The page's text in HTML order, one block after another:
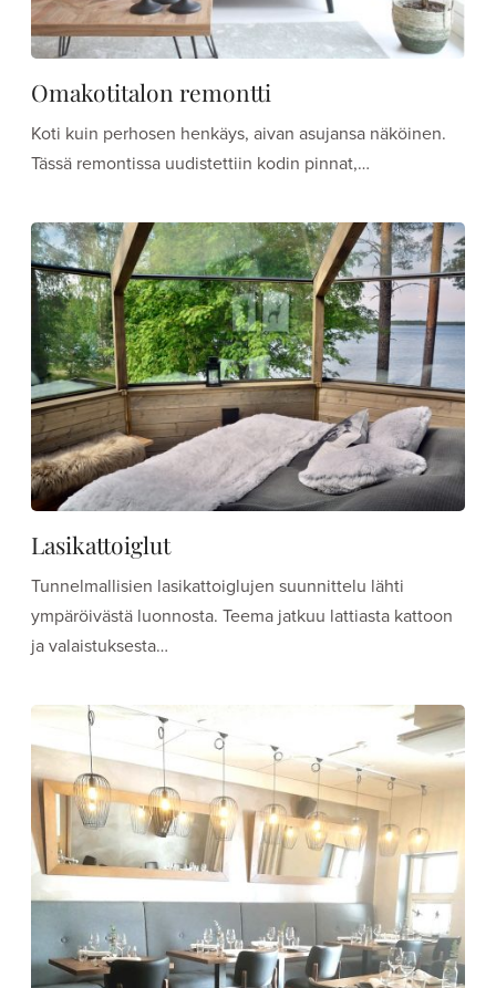
Omakotitalon remontti
Koti kuin perhosen henkäys, aivan asujansa näköinen.
Tässä remontissa uudistettiin kodin pinnat,…
Lasikattoiglut
Tunnelmallisien lasikattoiglujen suunnittelu lähti
ympäröivästä luonnosta. Teema jatkuu lattiasta kattoon
ja valaistuksesta…